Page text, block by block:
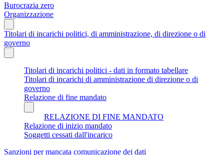
Burocrazia zero
Organizzazione
Titolari di incarichi politici, di amministrazione, di direzione o di
governo
Titolari di incarichi politici - dati in formato tabellare
Titolari di incarichi di amministrazione di direzione o di
governo
Relazione di fine mandato
RELAZIONE DI FINE MANDATO
Relazione di inizio mandato
Soggetti cessati dall'incarico
Sanzioni per mancata comunicazione dei dati